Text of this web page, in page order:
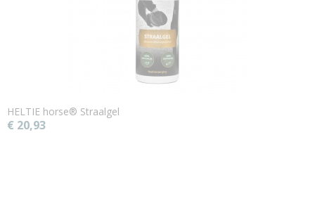
HELTIE horse® Straalgel
€ 20,93